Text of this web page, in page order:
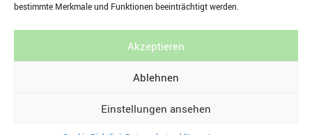
bestimmte Merkmale und Funktionen beeinträchtigt werden.
Akzeptieren
Ablehnen
Einstellungen ansehen